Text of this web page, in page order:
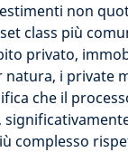
non
class più
privato,
i private
che il
complesso